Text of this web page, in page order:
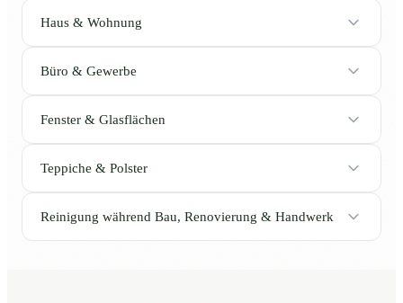
Haus & Wohnung
Büro & Gewerbe
Fenster & Glasflächen
Teppiche & Polster
Reinigung während Bau, Renovierung & Handwerk